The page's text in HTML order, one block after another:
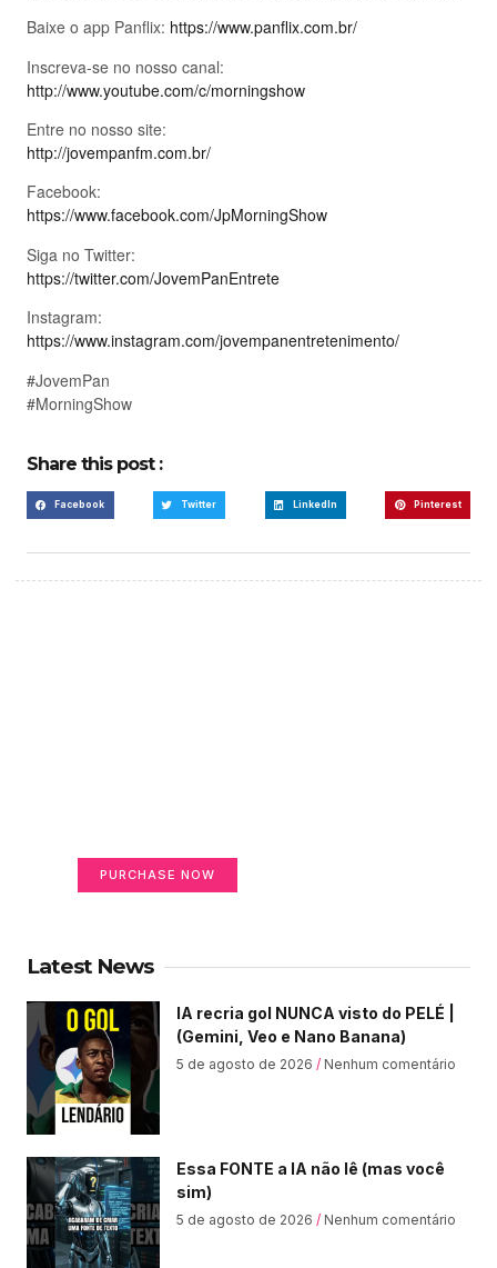
Baixe o app Panflix: https://www.panflix.com.br/
Inscreva-se no nosso canal:
http://www.youtube.com/c/morningshow
Entre no nosso site:
http://jovempanfm.com.br/
Facebook:
https://www.facebook.com/JpMorningShow
Siga no Twitter:
https://twitter.com/JovemPanEntrete
Instagram:
https://www.instagram.com/jovempanentretenimento/
#JovemPan
#MorningShow
Share this post :
Facebook Twitter LinkedIn Pinterest
PURCHASE NOW
Latest News
IA recria gol NUNCA visto do PELÉ |
(Gemini, Veo e Nano Banana)
5 de agosto de 2026 Nenhum comentário
Essa FONTE a IA não lê (mas você
sim)
5 de agosto de 2026 Nenhum comentário